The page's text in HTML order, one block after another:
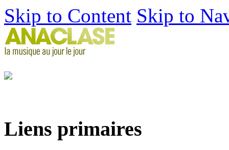
Skip to Content Skip to
Liens primaires